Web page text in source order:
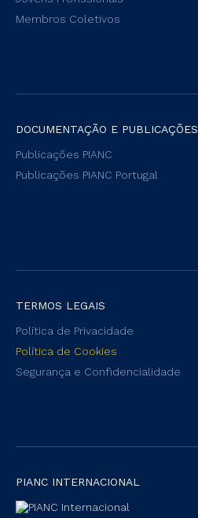
Membros Coletivos
DOCUMENTAÇÃO E PUBLICAÇÕES
Publicações PIANC
Publicações PIANC Portugal
TERMOS LEGAIS
Política de Privacidade
Política de Cookies
Segurança e Confidencialidade
PIANC INTERNACIONAL